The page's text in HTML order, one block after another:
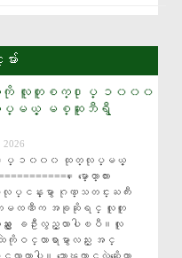
း
လူတူစက္႐ုပ္ ၁၀၀၀
မယ့္ မစ္ဆူဘီရွီ
2026
ပ္ ၁၀၀၀ ထုတ္လုပ္မယ့္
ေမာ္ေတာ္ကား
လုပ္ငန္းမွာ ဂုဏ္သတင္းႀကီး
ကုမၸဏီက အခုဆိုရင္ လူတူ
ေျခဦးလွည့္လာပါၿပီ။လူ
ဝင္လာရာမွာလည္း အင္